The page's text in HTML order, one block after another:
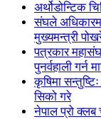
अर्थोडोन्टिक
संघले
मुख्यमन्त्री
पत्रकार
पुनर्वहाली गर्न
कृषिमा
सिको गरे
नेपाल प्रो क्लब